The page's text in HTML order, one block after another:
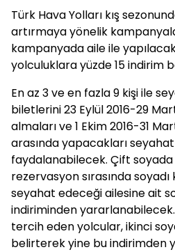
Türk Hava Yolları kış
artırmaya yönelik
kampanyada aile ile
yolculuklara yüzde 15 indirim
En az 3 ve en fazla 9 kişi ile
biletlerini 23 Eylül 2016-29
almaları ve 1 Ekim 2016-31
arasında yapacakları
faydalanabilecek. Çift
rezervasyon sırasında
seyahat edeceği ailesine ait
indiriminden
tercih eden yolcular, ikinci
belirterek yine bu indirimden